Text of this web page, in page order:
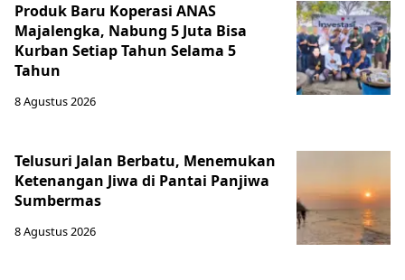
Produk Baru Koperasi ANAS
Majalengka, Nabung 5 Juta Bisa
Kurban Setiap Tahun Selama 5
Tahun
8 Agustus 2026
Telusuri Jalan Berbatu, Menemukan
Ketenangan Jiwa di Pantai Panjiwa
Sumbermas
8 Agustus 2026